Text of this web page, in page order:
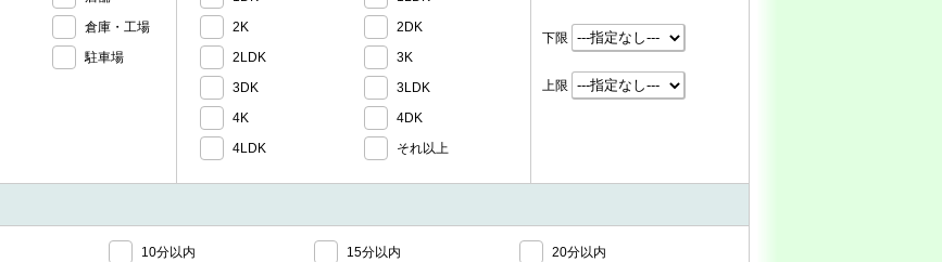
倉庫・工場
駐車場
2K
2DK
2LDK
3K
3DK
3LDK
4K
4DK
4LDK
それ以上
下限
上限
10分以内 15分以内 20分以内